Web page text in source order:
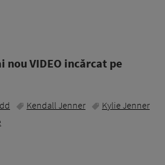
nou VIDEO incărcat pe
Kendall Jenner
Kylie Jenner